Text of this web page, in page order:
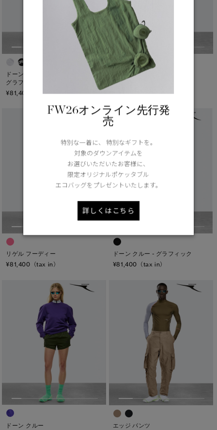
ドーン クルー リラックスド
グラフィック
¥81,400（tax in）
ヴァラー パーカ
¥220,000（tax in）
リゲル フーディー
¥81,400（tax in）
ドーン クルー - グラフィック
¥81,400（tax in）
ドーン クルー
エッジ パンツ
FW26オンライン先行発
売
特別な一着に、 特別なギフトを。
対象のダウンアイテムを
お選びいただいたお客様に、
限定オリジナルポケッタブル
エコバッグをプレゼントいたします。
詳しくはこちら